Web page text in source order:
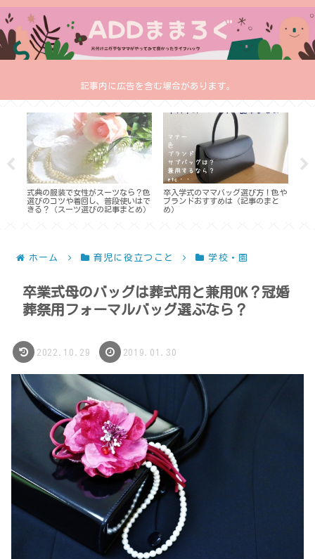
記事内に広告を含む場合があります。
式典の服装で女性がスーツなら？色
選びのコツや着回し、普段使いはで
きる？（スーツ選びの記事まとめ）
卒入学式のママバッグ選び方！色や
ブランドおすすめは（記事のまと
め）
ホーム 育児に役立つこと 学校・園
卒業式母のバッグは葬式用と兼用OK？冠婚
葬祭用フォーマルバッグ選ぶなら？
2022.10.29 2019.01.30